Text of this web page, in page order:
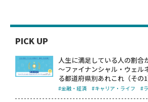
PICK UP
人生に満足している人の割合
～ファイナンシャル・ウェル
る都道府県別あれこれ（その
#金融・経済 #キャリア・ライフ #